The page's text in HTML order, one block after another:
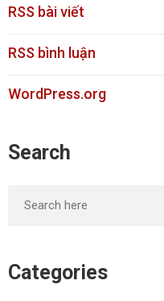
RSS bài viết
RSS bình luận
WordPress.org
Search
Categories